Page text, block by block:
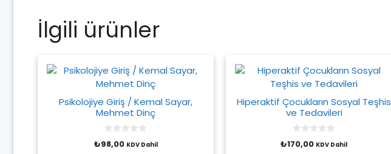
İlgili ürünler
Psikolojiye Giriş / Kemal Sayar,
Mehmet Dinç
0
o
₺98,00 KDV Dahil
Hiperaktif Çocukların Sosyal Teşhis
ve Tedavileri
0
o
₺170,00 KDV Dahil